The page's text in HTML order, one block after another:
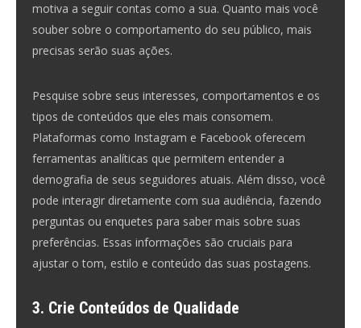
motiva a seguir contas como a sua. Quanto mais você
souber sobre o comportamento do seu público, mais
precisas serão suas ações.
Pesquise sobre seus interesses, comportamentos e os
tipos de conteúdos que eles mais consomem.
Plataformas como Instagram e Facebook oferecem
ferramentas analíticas que permitem entender a
demografia de seus seguidores atuais. Além disso, você
pode interagir diretamente com sua audiência, fazendo
perguntas ou enquetes para saber mais sobre suas
preferências. Essas informações são cruciais para
ajustar o tom, estilo e conteúdo das suas postagens.
3. Crie Conteúdos de Qualidade